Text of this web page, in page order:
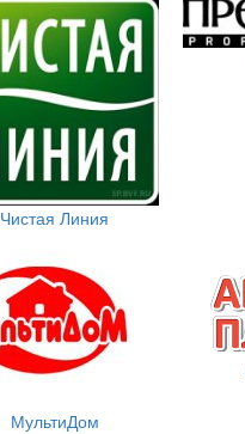
Чистая Линия
МультиДом